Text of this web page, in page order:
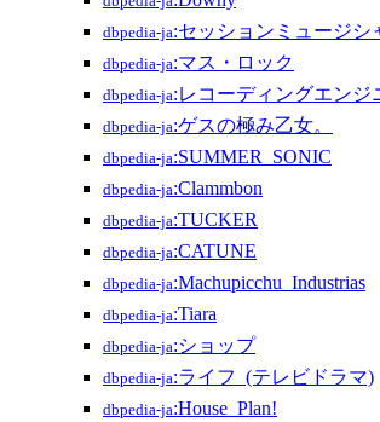
dbpedia-ja:セッションミュージシ
dbpedia-ja:マス・ロック
dbpedia-ja:レコーディングエンジ
dbpedia-ja:ゲスの極み乙女。
dbpedia-ja:SUMMER_SONIC
dbpedia-ja:Clammbon
dbpedia-ja:TUCKER
dbpedia-ja:CATUNE
dbpedia-ja:Machupicchu_Industrias
dbpedia-ja:Tiara
dbpedia-ja:ショップ
dbpedia-ja:ライフ_(テレビドラマ)
dbpedia-ja:House_Plan!